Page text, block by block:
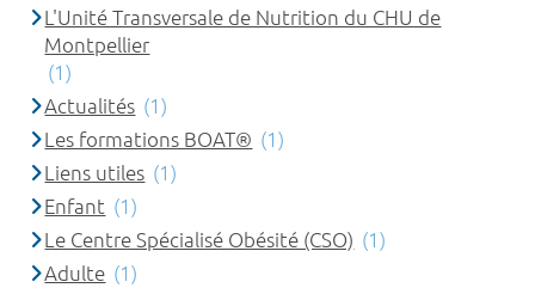
L'Unité Transversale de Nutrition du CHU de
Montpellier
(1)
Actualités (1)
Les formations BOAT® (1)
Liens utiles (1)
Enfant (1)
Le Centre Spécialisé Obésité (CSO) (1)
Adulte (1)